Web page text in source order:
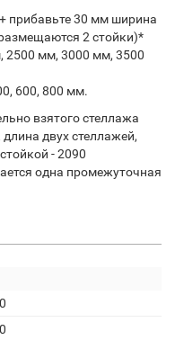
прибавьте 30 мм ширина
2 стойки)*
2500 мм, 3000 мм, 3500
600, 800 мм.
взятого стеллажа
двух стеллажей,
- 2090
одна промежуточная